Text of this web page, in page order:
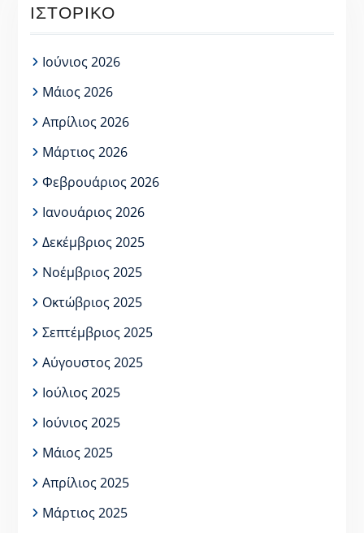
ΙΣΤΟΡΙΚΌ
Ιούνιος 2026
Μάιος 2026
Απρίλιος 2026
Μάρτιος 2026
Φεβρουάριος 2026
Ιανουάριος 2026
Δεκέμβριος 2025
Νοέμβριος 2025
Οκτώβριος 2025
Σεπτέμβριος 2025
Αύγουστος 2025
Ιούλιος 2025
Ιούνιος 2025
Μάιος 2025
Απρίλιος 2025
Μάρτιος 2025